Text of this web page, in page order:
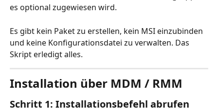
es optional zugewiesen wird.
Es gibt kein Paket zu erstellen, kein MSI einzubinden
und keine Konfigurationsdatei zu verwalten. Das
Skript erledigt alles.
Installation über MDM / RMM
Schritt 1: Installationsbefehl abrufen